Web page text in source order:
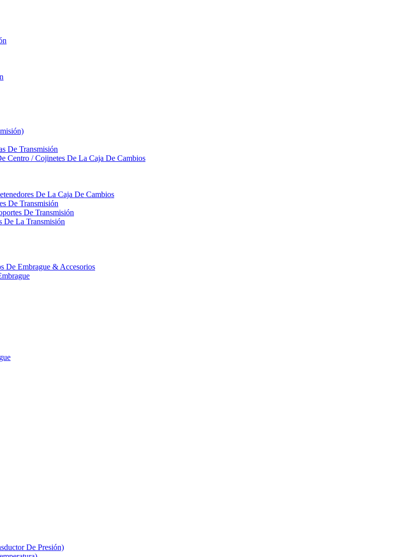
De Transmisión
Centro / Cojinetes De La Caja De Cambios
De La Caja De Cambios
De Transmisión
De Transmisión
De La Transmisión
De Embrague & Accesorios
De Presión)